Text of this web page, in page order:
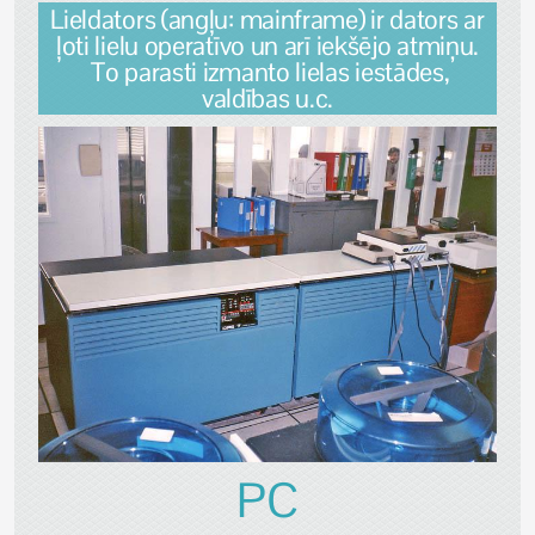
Lieldators (angļu: mainframe) ir dators ar
ļoti lielu operatīvo un arī iekšējo atmiņu.
To parasti izmanto lielas iestādes,
valdības u.c.
PC